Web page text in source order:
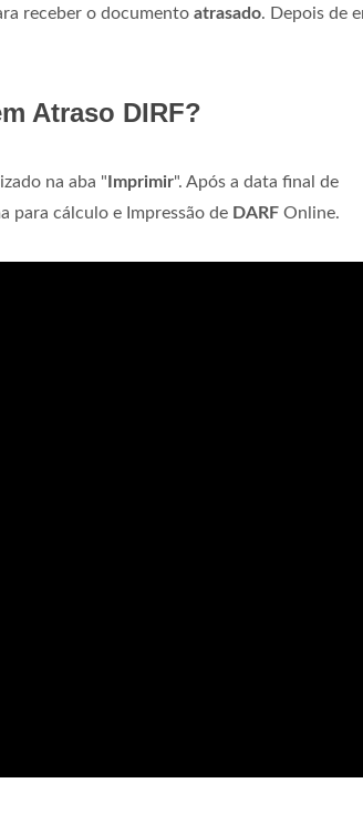
receber o documento atrasado. Depois de
Atraso DIRF?
na aba " Imprimir". Após a data final de
para cálculo e Impressão de DARF Online.